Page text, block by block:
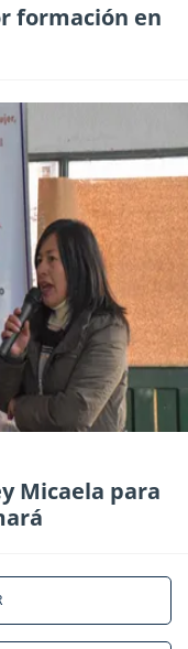
formación en
Micaela para